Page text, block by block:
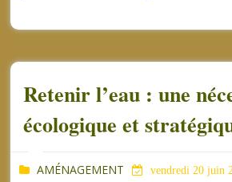
Retenir l’eau : une
écologique et
AMÉNAGEMENT vendredi 20 juin